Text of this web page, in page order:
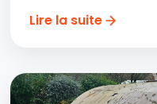
Lire la suite